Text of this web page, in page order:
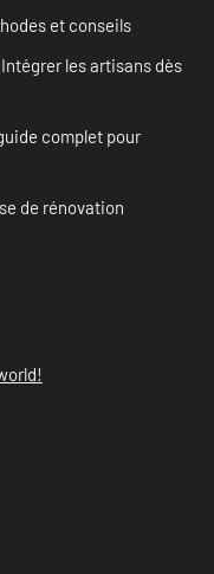
et conseils
les artisans dès
complet pour
de rénovation